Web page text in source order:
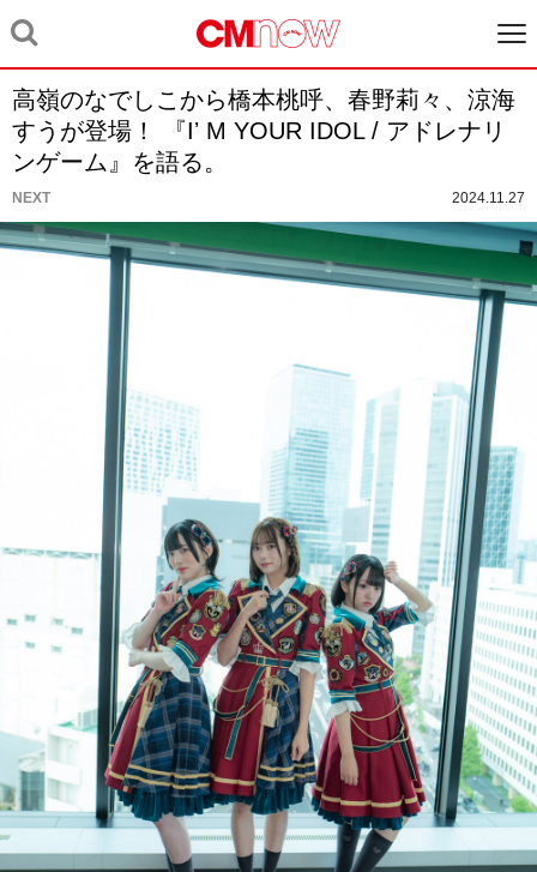
高嶺のなでしこから橋本桃呼、春野莉々、涼海
すうが登場！ 『Iʼ M YOUR IDOL / アドレナリ
ンゲーム』を語る。
NEXT 2024.11.27